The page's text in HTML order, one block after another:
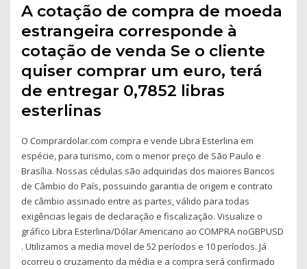
A cotação de compra de moeda
estrangeira corresponde à
cotação de venda Se o cliente
quiser comprar um euro, terá
de entregar 0,7852 libras
esterlinas
O Comprardolar.com compra e vende Libra Esterlina em
espécie, para turismo, com o menor preço de São Paulo e
Brasília. Nossas cédulas são adquiridas dos maiores Bancos
de Câmbio do País, possuindo garantia de origem e contrato
de câmbio assinado entre as partes, válido para todas
exigências legais de declaração e fiscalização. Visualize o
gráfico Libra Esterlina/Dólar Americano ao COMPRA noGBPUSD
. Utilizamos a media movel de 52 períodos e 10 períodos. Já
ocorreu o cruzamento da média e a compra será confirmado